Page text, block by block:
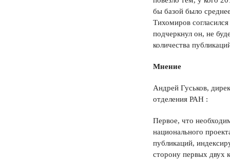
бы базой было
Тихомиров
подчеркнул он, не
количества
Мнение
Андрей Гуськов,
отделения РАН :
Первое, что
национального
публикаций,
сторону первых двух